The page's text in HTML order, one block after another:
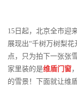
15日起，北京全市迎
展现出“千树万树梨
点，只为拍下一张张
家里装的是维盾门 窗
的雪景！下面就让维